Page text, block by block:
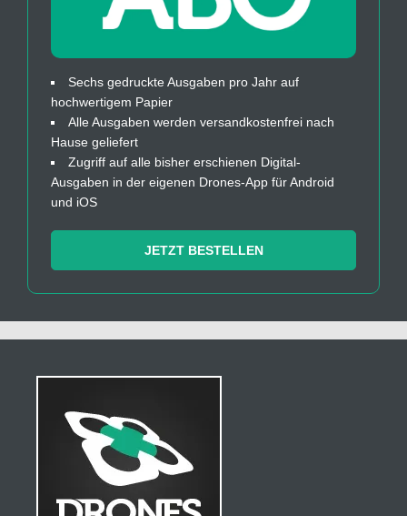
Sechs gedruckte Ausgaben pro Jahr auf
hochwertigem Papier
Alle Ausgaben werden versandkostenfrei nach
Hause geliefert
Zugriff auf alle bisher erschienen Digital-
Ausgaben in der eigenen Drones-App für Android
und iOS
JETZT BESTELLEN